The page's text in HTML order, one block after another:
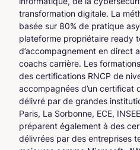
transformation digitale. La
basée sur 80% de pratique
plateforme propriétaire ready
d’accompagnement en direct
coachs carrière. Les
des certifications RNCP de
accompagnées d’un certificat
délivré par de grandes
Paris, La Sorbonne, ECE,
préparent également à des
délivrées par des entreprises